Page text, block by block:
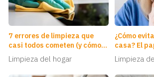
7 errores de limpieza que
casi todos cometen (y cómo
solucionarlos)
Limpieza del hogar
¿Cómo
casa? El
profunda
Limpieza